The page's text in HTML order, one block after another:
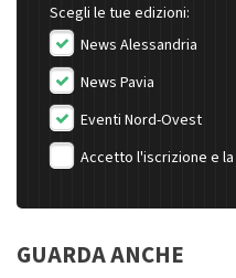
Scegli le tue edizioni:
News Alessandria
News Pavia
Eventi Nord-Ovest
Accetto l'iscrizione e la
GUARDA ANCHE